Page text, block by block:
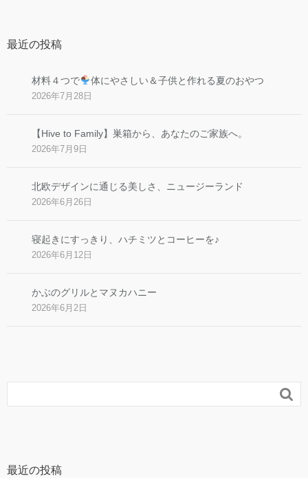
最近の投稿
材料４つで 体にやさしい＆子供と作れる夏のおやつ
2026年7月28日
【Hive to Family】巣箱から、あなたのご家族へ。
2026年7月9日
北欧デザインに通じる美しさ、ニュージーランド
2026年6月26日
寝起きにすっきり、ハチミツとコーヒーを♪
2026年6月12日
かぶのグリルとマヌカハニー
2026年6月2日

最近の投稿